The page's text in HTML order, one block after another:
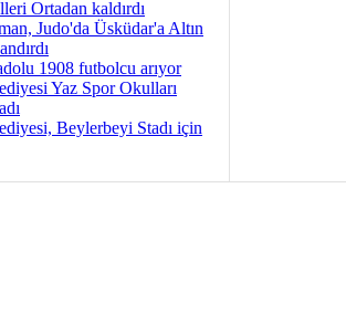
Ortadan kaldırdı
Judo'da Üsküdar'a Altın
1908 futbolcu arıyor
Yaz Spor Okulları
Beylerbeyi Stadı için